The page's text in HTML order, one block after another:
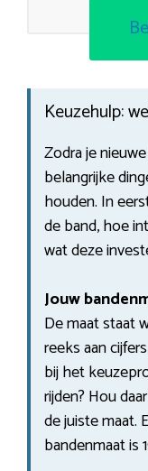
Keuzehulp:
Zodra je
belangrijke
houden. In
de band, hoe
wat deze
Jouw
De maat staat
reeks aan
bij het
rijden? Hou
de juiste maat.
bandenmaat is